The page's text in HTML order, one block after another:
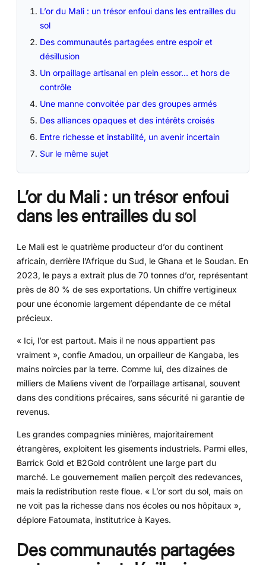
L’or du Mali : un trésor enfoui dans les entrailles du
sol
Des communautés partagées entre espoir et
désillusion
Un orpaillage artisanal en plein essor… et hors de
contrôle
Une manne convoitée par des groupes armés
Des alliances opaques et des intérêts croisés
Entre richesse et instabilité, un avenir incertain
Sur le même sujet
L’or du Mali : un trésor enfoui
dans les entrailles du sol
Le Mali est le quatrième producteur d’or du continent
africain, derrière l’Afrique du Sud, le Ghana et le Soudan. En
2023, le pays a extrait plus de 70 tonnes d’or, représentant
près de 80 % de ses exportations. Un chiffre vertigineux
pour une économie largement dépendante de ce métal
précieux.
« Ici, l’or est partout. Mais il ne nous appartient pas
vraiment », confie Amadou, un orpailleur de Kangaba, les
mains noircies par la terre. Comme lui, des dizaines de
milliers de Maliens vivent de l’orpaillage artisanal, souvent
dans des conditions précaires, sans sécurité ni garantie de
revenus.
Les grandes compagnies minières, majoritairement
étrangères, exploitent les gisements industriels. Parmi elles,
Barrick Gold et B2Gold contrôlent une large part du
marché. Le gouvernement malien perçoit des redevances,
mais la redistribution reste floue. « L’or sort du sol, mais on
ne voit pas la richesse dans nos écoles ou nos hôpitaux »,
déplore Fatoumata, institutrice à Kayes.
Des communautés partagées